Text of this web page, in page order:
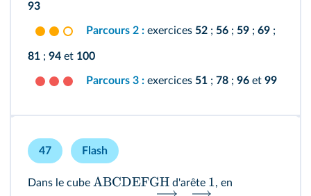
93
Parcours 2 : exercices 52 ; 56 ; 59 ; 69 ;
81 ; 94 et 100
Parcours 3 : exercices 51 ; 78 ; 96 et 99
47 Flash
Dans le cube ABCDEFGH d'arête 1, en